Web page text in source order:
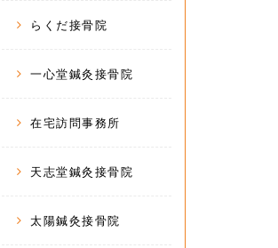
らくだ接骨院
一心堂鍼灸接骨院
在宅訪問事務所
天志堂鍼灸接骨院
太陽鍼灸接骨院